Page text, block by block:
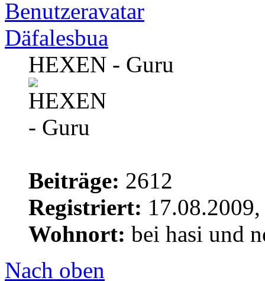
Däfalesbua
HEXEN - Guru
Beiträge: 2612
Registriert:
Wohnort: bei hasi und
Nach oben